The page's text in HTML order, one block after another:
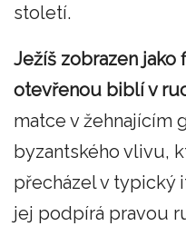
století.
Ježíš zobrazen
otevřenou biblí v
matce v žehnajícím
byzantského vlivu,
přecházel v typický
jej podpírá pravou